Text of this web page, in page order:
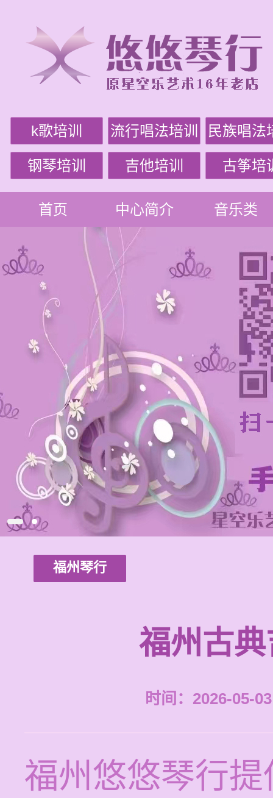
k歌培训 流行唱法培训 民族唱法
钢琴培训 吉他培训 古筝培
首页 中心简介 音乐类
福州琴行
福州古
时间：2026-05-
福州悠悠琴行